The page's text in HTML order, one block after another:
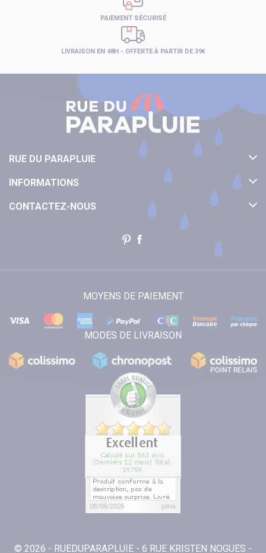
LIVRAISON EN 48H - OFFERTE À PARTIR DE 39€
PAIEMENT SÉCURISÉ
RUE DU PARAPLUIE
INFORMATIONS
CONTACTEZ-NOUS
MOYENS DE PAIEMENT
MODES DE LIVRAISON
© 2026 - RUEDUPARAPLUIE - 6 RUE KRISTEN NOGUES -